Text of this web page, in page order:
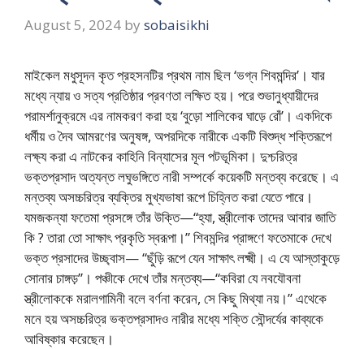
August 5, 2024 by sobaisikhi
মাইকেল মধুসূদন কৃত প্রহসনটির প্রথম নাম ছিল ‘ভগ্ন শিবমন্দির’। যার
মধ্যে ন্যায় ও সত্য প্রতিষ্ঠার প্রবণতা লক্ষিত হয়। পরে শুভানুধ্যায়ীদের
পরামর্শানুক্রমে এর নামকরণ করা হয় ‘বুড়ো শালিকের ঘাড়ে রোঁ’। একদিকে
ধর্মীয় ও দৈব আমরণের অনুষঙ্গ, অপরদিকে নারীকে একটি বিশুদ্ধ শক্তিরূপে
লক্ষ্য করা এ নাটকের কাহিনি বিন্যাসের মূল পটভূমিকা। দুশ্চরিত্র
ভক্তপ্রসাদ অত্যন্ত লঘুভঙ্গিতে নারী সম্পর্কে কয়েকটি মন্তব্য করেছে। এ
মন্তব্য অসচ্চরিত্র ব্যক্তির মুখ্যভাষা রূপে চিহ্নিত করা যেতে পারে।
যমজকন্যা ফতেমা প্রসঙ্গে তাঁর উক্তি—“হ্যা, স্ত্রীলোক তাদের আবার জাতি
কি ? তারা তো সাক্ষাৎ প্রকৃতি স্বরূপা।” শিবমন্দির প্রাঙ্গণে ফতেমাকে দেখে
ভক্ত প্রসাদের উচ্ছ্বাস— “ছুঁড়ি রূপে যেন সাক্ষাৎ লক্ষ্মী। এ যে আস্তাকুড়ে
সোনার চাঙ্গড়”। পঞ্চীকে দেখে তাঁর মন্তব্য—“কবিরা যে নবযৌবনা
স্ত্রীলোককে মরালগামিনী বলে বর্ণনা করেন, সে কিছু মিথ্যা নয়।” এথেকে
মনে হয় অসচ্চরিত্র ভক্তপ্রসাদও নারীর মধ্যে শক্তি সৌন্দর্যের কাব্যকে
আবিষ্কার করেছেন।